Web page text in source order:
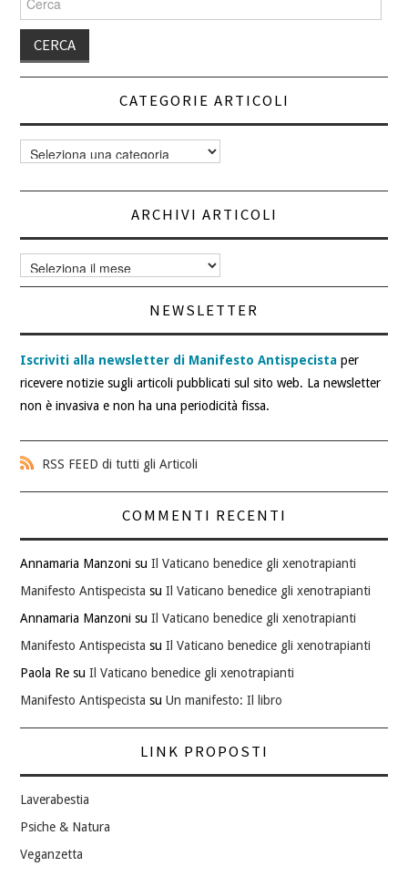
per:
CATEGORIE ARTICOLI
Categorie
articoli
ARCHIVI ARTICOLI
Archivi
articoli
NEWSLETTER
Iscriviti alla newsletter di Manifesto Antispecista per
ricevere notizie sugli articoli pubblicati sul sito web. La newsletter
non è invasiva e non ha una periodicità fissa.
RSS FEED di tutti gli Articoli
COMMENTI RECENTI
Annamaria Manzoni suIl Vaticano benedice gli xenotrapianti
Manifesto Antispecista suIl Vaticano benedice gli xenotrapianti
Annamaria Manzoni suIl Vaticano benedice gli xenotrapianti
Manifesto Antispecista suIl Vaticano benedice gli xenotrapianti
Paola Re suIl Vaticano benedice gli xenotrapianti
Manifesto Antispecista suUn manifesto: Il libro
LINK PROPOSTI
Laverabestia
Psiche & Natura
Veganzetta